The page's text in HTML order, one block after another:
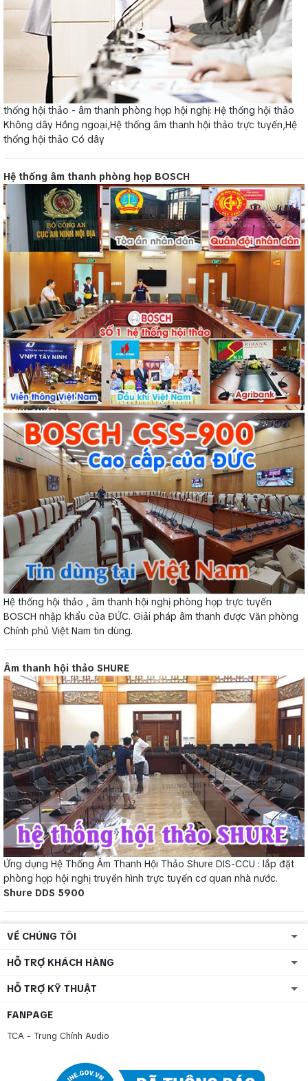
thống hội thảo - âm thanh phòng họp hội nghị: Hệ thống hội thảo
Không dây Hồng ngoại,Hệ thống âm thanh hội thảo trực tuyến,Hệ
thống hội thảo Có dây
Hệ thống âm thanh phòng họp BOSCH
Hệ thống hội thảo , âm thanh hội nghị phòng họp trực tuyến
BOSCH nhập khẩu của ĐỨC. Giải pháp âm thanh được Văn phòng
Chính phủ Việt Nam tin dùng.
Âm thanh hội thảo SHURE
Ứng dụng Hệ Thống Âm Thanh Hội Thảo Shure DIS-CCU : lắp đặt
phòng họp hội nghị truyền hình trực tuyến cơ quan nhà nước.
Shure DDS 5900
VỀ CHÚNG TÔI
HỖ TRỢ KHÁCH HÀNG
HỖ TRỢ KỸ THUẬT
FANPAGE
TCA - Trung Chính Audio